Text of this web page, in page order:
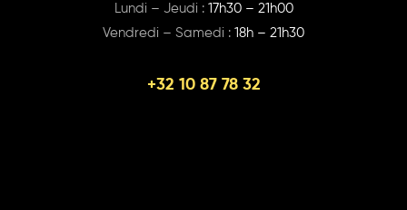
Lundi – Jeudi : 17h30 – 21h00
Vendredi – Samedi : 18h – 21h30
+32 10 87 78 32